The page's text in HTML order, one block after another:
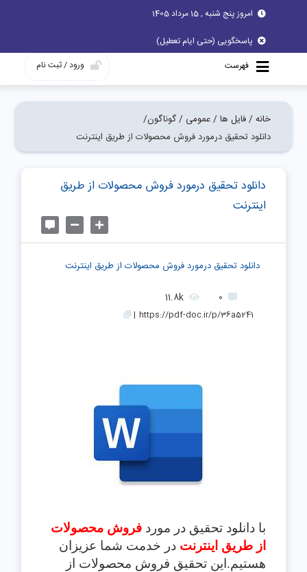
امروز پنج شنبه , 15 مرداد 1405
پاسخگویی (حتی ایام تعطیل)
فهرست
ورود / ثبت نام
خانه / فایل ها / عمومی / گوناگون/
دانلود تحقیق درمورد فروش محصولات از طريق اينترنت
دانلود تحقیق درمورد فروش محصولات از طريق
اينترنت
دانلود تحقیق درمورد فروش محصولات از طريق اينترنت
0
11.8k
https://pdf-doc.ir/p/36a5241
|
با دانلود تحقیق در مورد فروش محصولات
از طريق اينترنتدر خدمت شما عزیزان
هستیم.این تحقیق فروش محصولات از